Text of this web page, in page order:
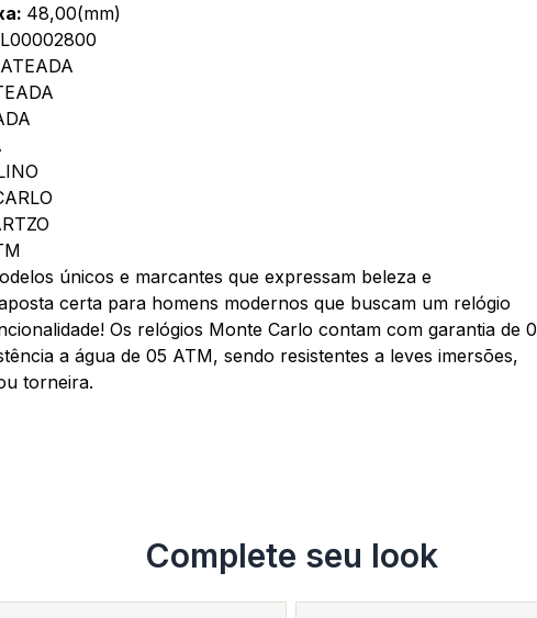
48,00(mm)
únicos e marcantes que expressam beleza e
certa para homens modernos que buscam um relógio
Os relógios Monte Carlo contam com garantia de
a água de 05 ATM, sendo resistentes a leves imersões,
torneira.
Complete seu look